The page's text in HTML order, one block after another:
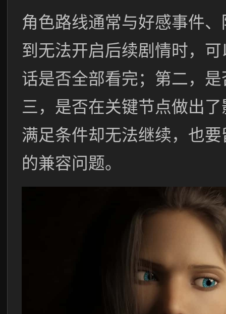
角色路线通常与好感事件
到无法开启后续剧情时，
话是否全部看完；第二，
三，是否在关键节点做出
满足条件却无法继续，也
的兼容问题。